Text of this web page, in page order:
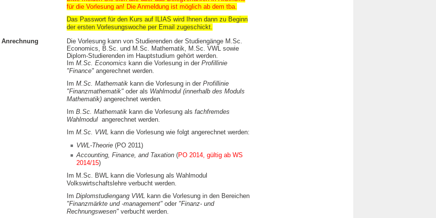
für die Vorlesung an! Die Anmeldung ist möglich ab dem tba.
Das Passwort für den Kurs auf ILIAS wird Ihnen dann zu Beginn
der ersten Vorlesungswoche per Email zugeschickt.
Anrechnung
Die Vorlesung kann von Studierenden der Studiengänge M.Sc.
Economics, B.Sc. und M.Sc. Mathematik, M.Sc. VWL sowie
Diplom-Studierenden im Hauptstudium gehört werden.
Im M.Sc. Economics kann die Vorlesung in der Profillinie
"Finance" angerechnet werden.
Im M.Sc. Mathematikkann die Vorlesung in der Profillinie
"Finanzmathematik"oder als Wahlmodul (innerhalb des Moduls
Mathematik) angerechnet werden.
Im B.Sc. Mathematikkann die Vorlesung als fachfremdes
Wahlmodul angerechnet werden.
Im M.Sc. VWLkann die Vorlesung wie folgt angerechnet werden:
VWL-Theorie(PO 2011)
Accounting, Finance, and Taxation(PO 2014, gültig ab WS
2014/15)
Im M.Sc. BWL kann die Vorlesung als Wahlmodul
Volkswirtschaftslehre verbucht werden.
Im Diplomstudiengang VWLkann die Vorlesung in den Bereichen
"Finanzmärkte und -management" oder"Finanz- und
Rechnungswesen"verbucht werden.